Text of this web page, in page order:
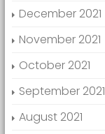
December 2021
November 2021
October 2021
September 2021
August 2021